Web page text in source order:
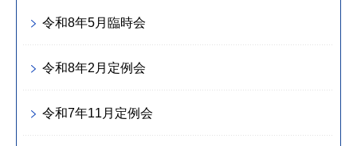
令和8年5月臨時会
令和8年2月定例会
令和7年11月定例会